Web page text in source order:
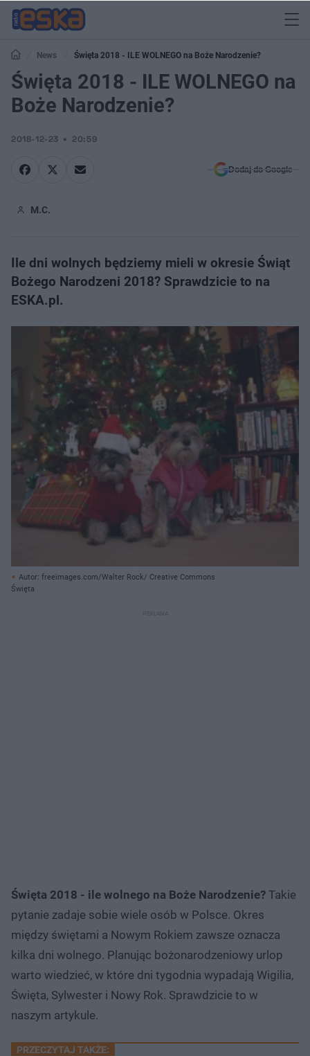
News Święta 2018 - ILE WOLNEGO na Boże Narodzenie?
Święta 2018 - ILE WOLNEGO na
Boże Narodzenie?
2018-12-23 20:59
Dodaj do Google
M.C.
Ile dni wolnych będziemy mieli w okresie Świąt
Bożego Narodzeni 2018? Sprawdzicie to na
ESKA.pl.
Autor: freeimages.com/Walter Rock/ Creative Commons
Święta
Święta 2018 - ile wolnego na Boże Narodzenie? Takie
pytanie zadaje sobie wiele osób w Polsce. Okres
między świętami a Nowym Rokiem zawsze oznacza
kilka dni wolnego. Planując bożonarodzeniowy urlop
warto wiedzieć, w które dni tygodnia wypadają Wigilia,
Święta, Sylwester i Nowy Rok. Sprawdzicie to w
naszym artykule.
PRZECZYTAJ TAKŻE: